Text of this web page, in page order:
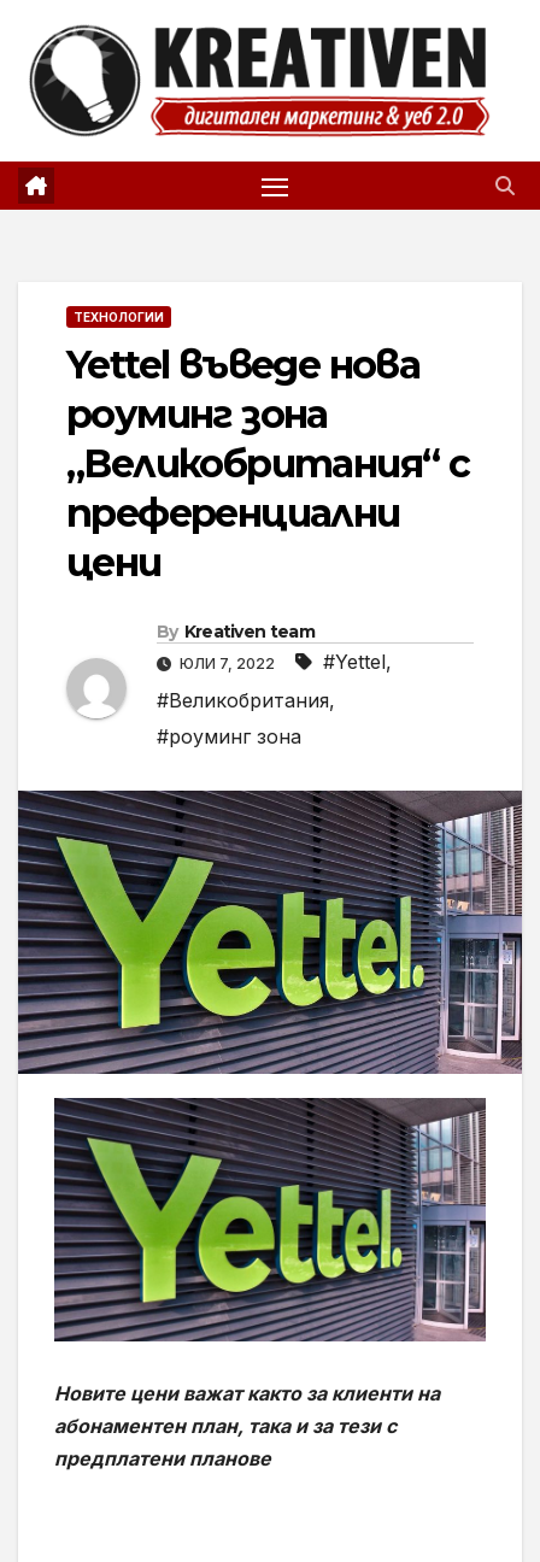
content
ТЕХНОЛОГИИ
Yettel въведе нова
роуминг зона
„Великобритания“ с
преференциални
цени
By Kreativen team
ЮЛИ 7, 2022 #Yettel,
#Великобритания,
#роуминг зона
Новите цени важат както за клиенти на
абонаментен план, така и за тези с
предплатени планове